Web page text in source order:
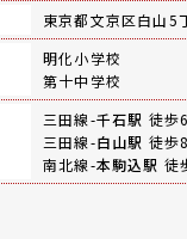
東京都文京区白山5
明化小学校
第十中学校
三田線-千石駅 徒歩
三田線-白山駅 徒歩
南北線-本駒込駅 徒